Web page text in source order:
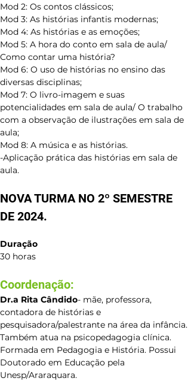
Mod 2: Os contos clássicos;
Mod 3: As histórias infantis modernas;
Mod 4: As histórias e as emoções;
Mod 5: A hora do conto em sala de aula/
Como contar uma história?
Mod 6: O uso de histórias no ensino das
diversas disciplinas;
Mod 7: O livro-imagem e suas
potencialidades em sala de aula/ O trabalho
com a observação de ilustrações em sala de
aula;
Mod 8: A música e as histórias.
-Aplicação prática das histórias em sala de
aula.
NOVA TURMA NO 2º SEMESTRE
DE 2024.
Duração
30 horas
Coordenação:
Dr.a Rita Cândido- mãe, professora,
contadora de histórias e
pesquisadora/palestrante na área da infância.
Também atua na psicopedagogia clínica.
Formada em Pedagogia e História. Possui
Doutorado em Educação pela
Unesp/Araraquara.